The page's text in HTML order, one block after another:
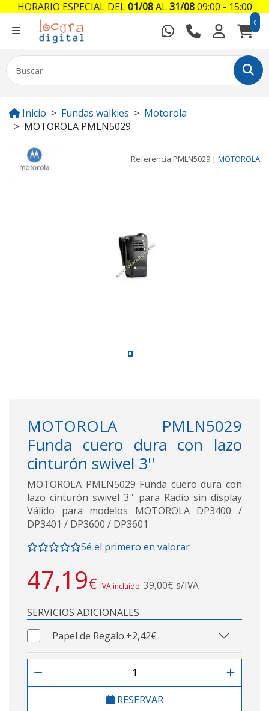
0
Inicio Fundas walkies
Motorola
MOTOROLA PMLN5029
Referencia PMLN5029 | MOTOROLA
MOTOROLA PMLN5029
Funda cuero dura con lazo
cinturón swivel 3''
MOTOROLA PMLN5029 Funda cuero dura con
lazo cinturón swivel 3'' para Radio sin display
Válido para modelos MOTOROLA DP3400 /
DP3401 / DP3600 / DP3601
Sé el primero en valorar
47,19€ IVA incluido 39,00€ s/IVA
SERVICIOS ADICIONALES
Papel de Regalo.+2,42€
RESERVAR
HORARIO ESPECIAL DEL01/08AL31/0809:00 - 15:00